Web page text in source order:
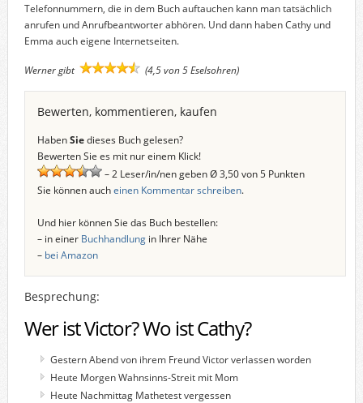
Telefonnummern, die in dem Buch auftauchen kann man tatsächlich
anrufen und Anrufbeantworter abhören. Und dann haben Cathy und
Emma auch eigene Internetseiten.
Werner gibt (4,5 von 5 Eselsohren)
Bewerten, kommentieren, kaufen
HabenSiedieses Buch gelesen?
Bewerten Sie es mit nur einem Klick!
– 2 Leser/in/nen geben Ø 3,50 von 5 Punkten
Sie können aucheinen Kommentar schreiben.
Und hier können Sie das Buch bestellen:
– in einer Buchhandlungin Ihrer Nähe
– bei Amazon
Besprechung:
Wer ist Victor? Wo ist Cathy?
Gestern Abend von ihrem Freund Victor verlassen worden
Heute Morgen Wahnsinns-Streit mit Mom
Heute Nachmittag Mathetest vergessen